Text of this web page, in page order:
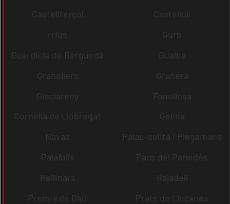
Castellterçol
Castellolí
rrius
Gurb
Guardiola de Berguedà
Gualba
Granollers
Granera
Gisclareny
Fonollosa
Cornellà de Llobregat
Gelida
Navas
Palau-solità i Plegamans
Palafolls
Pacs del Penedès
Rellinars
Rajadell
Premià de Dalt
Prats de Lluçanès